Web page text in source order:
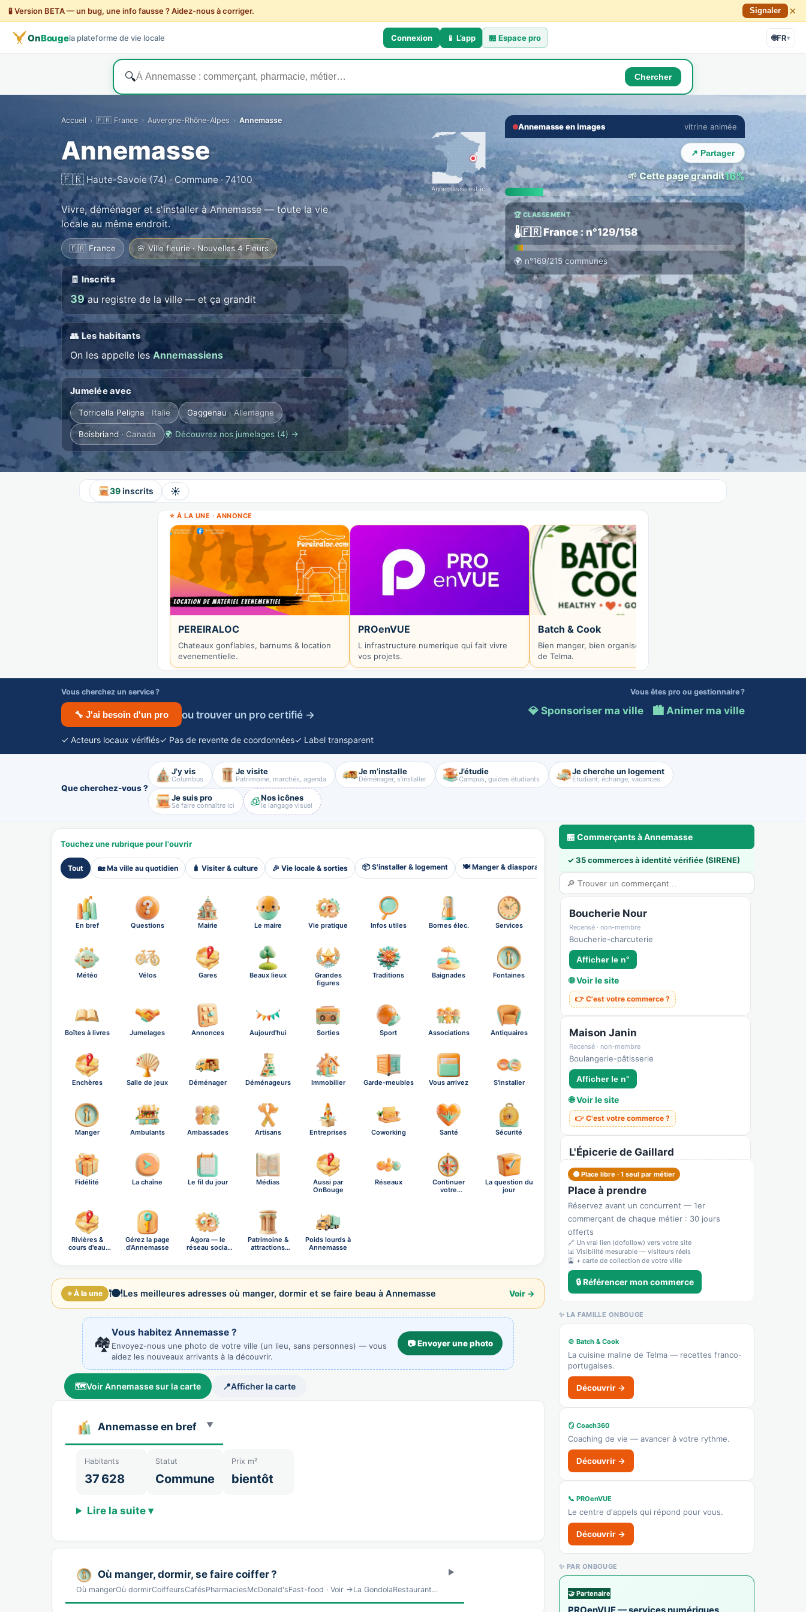
🧪 Version BETA — un bug, une info fausse ? Aidez-nous à corriger. Signaler ×
OnBougela plateforme de vie locale Connexion 📱 L’app 🏪Espace pro 🌐FR▾
🔍 Chercher
Accueil › 🇫🇷 France › Auvergne-Rhône-Alpes › Annemasse
Annemasse
🇫🇷 Haute-Savoie (74) · Commune · 74100
Annemasse est ici
Vivre, déménager et s'installer à Annemasse — toute la vie
locale au même endroit.
🇫🇷 France 🌸 Ville fleurie · Nouvelles 4 Fleurs
🧾 Inscrits
39au registre de la ville — et ça grandit
👥 Les habitants
On les appelle lesAnnemassiens
Jumelée avec
Torricella Peligna · Italie Gaggenau · Allemagne
Boisbriand · Canada 🌍 Découvrez nos jumelages (4) →
Annemasse en images vitrine animée
‹ ›
🔇 ⛶
↗ Partager
🌱 Cette page grandit16%
🏆 CLASSEMENT
🌡️🇫🇷 France : n°129/158
🌍 n°169/215 communes
39inscrits ☀️
⭐ À LA UNE · ANNONCE
PEREIRALOC
Chateaux gonflables, barnums & location
evenementielle.
PROenVUE
L infrastructure numerique qui fait vivre
vos projets.
Batch & Cook
Bien manger, bien organise — les recettes
de Telma.
Vous cherchez un service ?
🔧 J'ai besoin d'un pro ou trouver un pro certifié →
Vous êtes pro ou gestionnaire ?
💎 Sponsoriser ma ville · 🏙️ Animer ma ville
✓ Acteurs locaux vérifiés✓ Pas de revente de coordonnées✓ Label transparent
Que cherchez-vous ?
J’y vis
Columbus
Je visite
Patrimoine, marchés, agenda
Je m’installe
Déménager, s’installer
J’étudie
Campus, guides étudiants
Je cherche un logement
Étudiant, échange, vacances
Je suis pro
Se faire connaître ici 🧊Nos icônes
le langage visuel
Touchez une rubrique pour l'ouvrir
Tout 🏡 Ma ville au quotidien 🧳 Visiter & culture 🎉 Vie locale & sorties 📦 S'installer & logement 🍽️ Manger & diaspora
En bref Questions Mairie Le maire Vie pratique Infos utiles Bornes élec. Services
Météo Vélos Gares Beaux lieux
Grandes
figures
Traditions Baignades Fontaines
Boîtes à livres Jumelages Annonces Aujourd'hui Sorties Sport Associations Antiquaires
Enchères Salle de jeux Déménager Déménageurs Immobilier Garde-meubles Vous arrivez S'installer
Manger Ambulants Ambassades Artisans Entreprises Coworking Santé Sécurité
Fidélité La chaîne Le fil du jour Médias
Aussi par
OnBouge
Réseaux
Continuer
votre
La question du
jour
Rivières &
cours d'eau
Gérez la page
d'Annemasse
Ágora — le
réseau social
Patrimoine &
attractions
Poids lourds à
Annemasse
⭐ À la une 🍽️Les meilleures adresses où manger, dormir et se faire beau à Annemasse Voir →
🏘️
Vous habitez Annemasse ?
Envoyez-nous une photo de votre ville (un lieu, sans personnes) — vous
aidez les nouveaux arrivants à la découvrir.
📷 Envoyer une photo
🗺️Voir Annemasse sur la carte 📍Afficher la carte
Annemasse en bref
Habitants
37 628
Statut
Commune
Prix m²
bientôt
Lire la suite ▾
Où manger, dormir, se faire coiffer ?
Où mangerOù dormirCoiffeursCafésPharmaciesMcDonald'sFast-food · Voir →La GondolaRestaurant…
🏪 Commerçants à Annemasse
✓ 35 commerces à identité vérifiée (SIRENE)
Boucherie Nour
Recensé · non-membre
Boucherie-charcuterie
Afficher le n°
🌐 Voir le site
👉 C'est votre commerce ?
Maison Janin
Recensé · non-membre
Boulangerie-pâtisserie
Afficher le n°
🌐 Voir le site
👉 C'est votre commerce ?
L'Épicerie de Gaillard
Recensé · non-membre
Épicerie / supérette
Afficher le n°
🌐 Voir le site
👉 C'est votre commerce ?
Spiga d'or
Recensé · non-membre
5621Z — Traiteur
Épicerie fine
Afficher le n°
🌐 Voir le site
👉 C'est votre commerce ?
Fromagerie du Noyer
✓ Vérifié
4729Z — Épicerie fine / commerce alimentaire
Fromagerie
👉 C'est votre commerce ?
Les Luhantines
Pâtisserie / chocolaterie
Afficher le n°
🟠 Place libre · 1 seul par métier
Place à prendre
Réservez avant un concurrent — 1er
commerçant de chaque métier : 30 jours
offerts
🔗 Un vrai lien (dofollow) vers votre site
📊 Visibilité mesurable — visiteurs réels
🎴 + carte de collection de votre ville
🔒 Référencer mon commerce
✨ LA FAMILLE ONBOUGE
🍲 Batch & Cook
La cuisine maline de Telma — recettes franco-
portugaises.
Découvrir →
🪞 Coach360
Coaching de vie — avancer à votre rythme.
Découvrir →
📞 PROenVUE
Le centre d'appels qui répond pour vous.
Découvrir →
✨ PAR ONBOUGE
🤝 Partenaire